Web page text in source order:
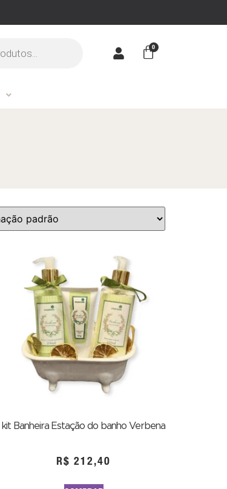
kit Banheira Estação do banho Verbena
R$ 212,40